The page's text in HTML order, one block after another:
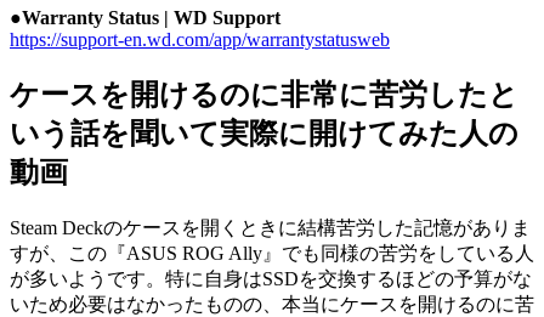
●Warranty Status | WD Support
https://support-en.wd.com/app/warrantystatusweb
ケースを開けるのに非常に苦労したと
いう話を聞いて実際に開けてみた人の
動画
Steam Deckのケースを開くときに結構苦労した記憶がありま
すが、この『ASUS ROG Ally』でも同様の苦労をしている人
が多いようです。特に自身はSSDを交換するほどの予算がな
いため必要はなかったものの、本当にケースを開けるのに苦